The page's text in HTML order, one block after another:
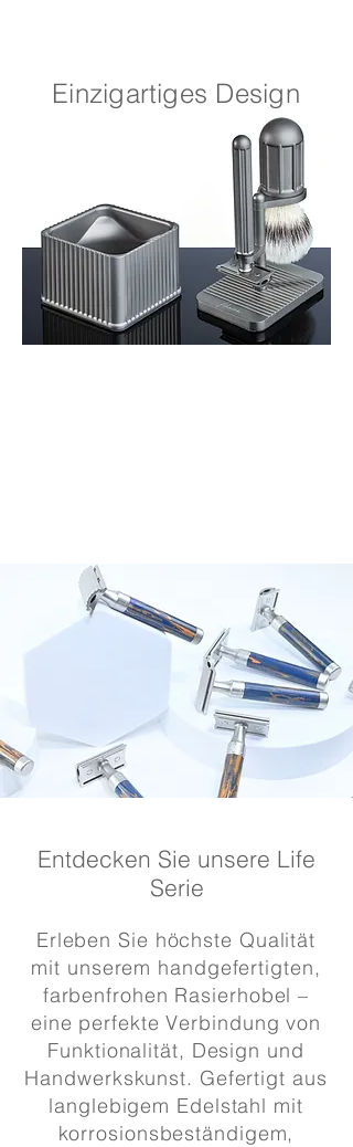
Einzigartiges Design
Entdecken Sie unsere Life
Serie
Erleben Sie höchste Qualität
mit unserem handgefertigten,
farbenfrohen Rasierhobel –
eine perfekte Verbindung von
Funktionalität, Design und
Handwerkskunst. Gefertigt aus
langlebigem Edelstahl mit
korrosionsbeständigem,